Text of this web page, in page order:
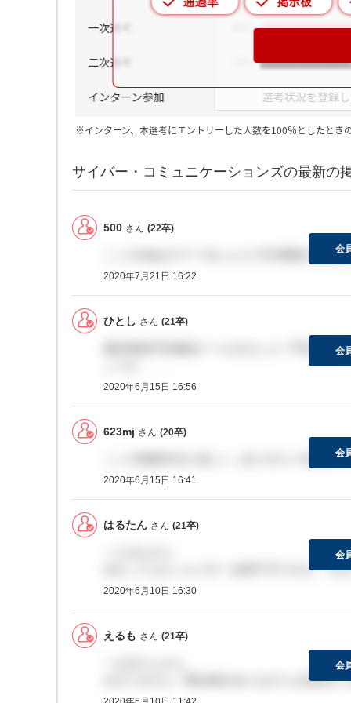
※インターン、本選考にエントリーした人数を100％としたとき
サイバー・コミュニケーションズの最新の
500 さん (22卒)
ここの2daysサマー出した人でES通過の連絡
2020年7月21日 16:22
会
ひとし さん (21卒)
最終面接予約確認メールきました？予約した
2020年6月15日 16:56
会
623mj さん (20卒)
ここの面接本当に楽しい...ありがたい本当に...
2020年6月15日 16:41
会
はるたん さん (21卒)
伝わってよかったです！説明下手ですが、そ
2020年6月10日 16:30
会
えるも さん (21卒)
わかりますよ！緊迫感がありながらも笑顔が
会